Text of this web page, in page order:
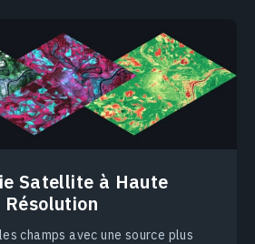
Satellite à Haute
Résolution
champs avec une source plus